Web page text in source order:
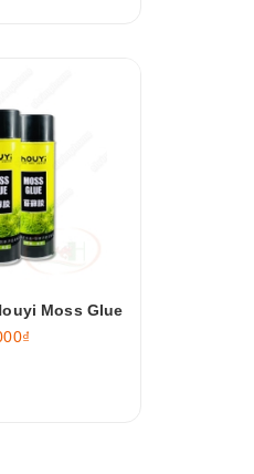
Moss Glue